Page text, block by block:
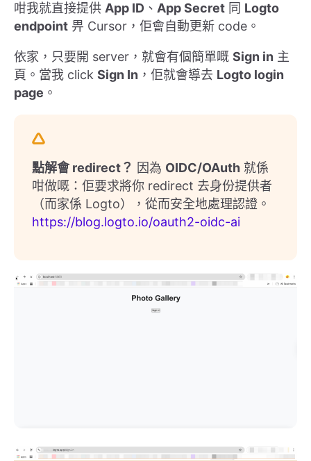
咁我就直接提供 App ID 、 App Secret 同 Logto
endpoint 畀 Cursor，佢會自動更新 code。
依家，只要開 server，就會有個簡單嘅 Sign in 主
頁。當我 click Sign In ，佢就會導去 Logto login
page 。
點解會 redirect？ 因為 OIDC/OAuth 就係
咁做嘅：佢要求將你 redirect 去身份提供者
（而家係 Logto），從而安全地處理認證。
https://blog.logto.io/oauth2-oidc-ai